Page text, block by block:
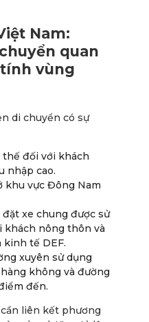
Nam:
quan
vùng
di chuyển có sự
thế đối với khách
nhập cao.
khu vực Đông Nam
xe chung được sử
khách nông thôn và
tế DEF.
xuyên sử dụng
không và đường
đến.
liên kết phương